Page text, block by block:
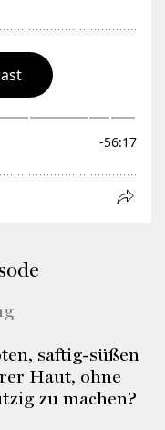
saftig-süßen
Haut, ohne
zu machen?